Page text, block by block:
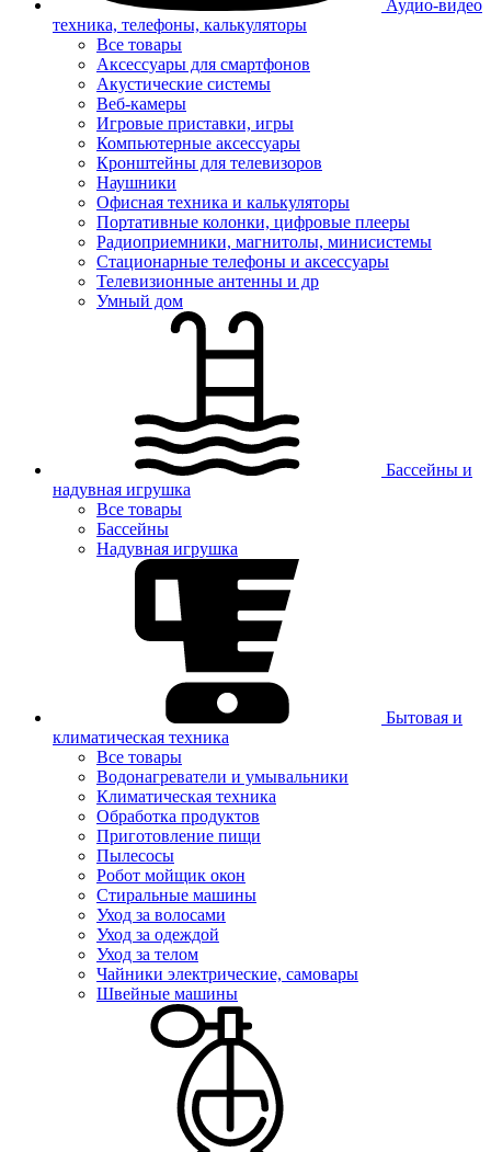
Аудио-видео
техника, телефоны, калькуляторы
Все товары
Аксессуары для смартфонов
Акустические системы
Веб-камеры
Игровые приставки, игры
Компьютерные аксессуары
Кронштейны для телевизоров
Наушники
Офисная техника и калькуляторы
Портативные колонки, цифровые плееры
Радиоприемники, магнитолы, минисистемы
Стационарные телефоны и аксессуары
Телевизионные антенны и др
Умный дом
Бассейны и
надувная игрушка
Все товары
Бассейны
Надувная игрушка
Бытовая и
климатическая техника
Все товары
Водонагреватели и умывальники
Климатическая техника
Обработка продуктов
Приготовление пищи
Пылесосы
Робот мойщик окон
Стиральные машины
Уход за волосами
Уход за одеждой
Уход за телом
Чайники электрические, самовары
Швейные машины